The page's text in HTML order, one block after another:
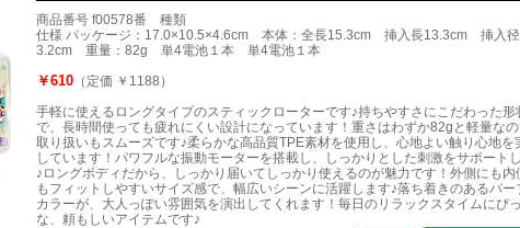
商品番号 f00578番 種類
仕様 パッケージ：17.0×10.5×4.6cm 本体：全長15.3cm 挿入長13.3cm 挿入径
3.2cm 重量：82g 単4電池１本 単4電池１本
￥610 （定価 ￥1188）
手軽に使えるロングタイプのスティックローターです♪持ちやすさにこだわった形
で、長時間使っても疲れにくい設計になっています！重さはわずか82gと軽量なの
取り扱いもスムーズです♪柔らかな高品質TPE素材を使用し、心地よい触り心地を
しています！パワフルな振動モーターを搭載し、しっかりとした刺激をサポート
♪ロングボディだから、しっかり届いてしっかり使えるのが魅力です！外側にも内
もフィットしやすいサイズ感で、幅広いシーンに活躍します♪落ち着きのあるパー
カラーが、大人っぽい雰囲気を演出してくれます！毎日のリラックスタイムにぴ
な、頼もしいアイテムです♪